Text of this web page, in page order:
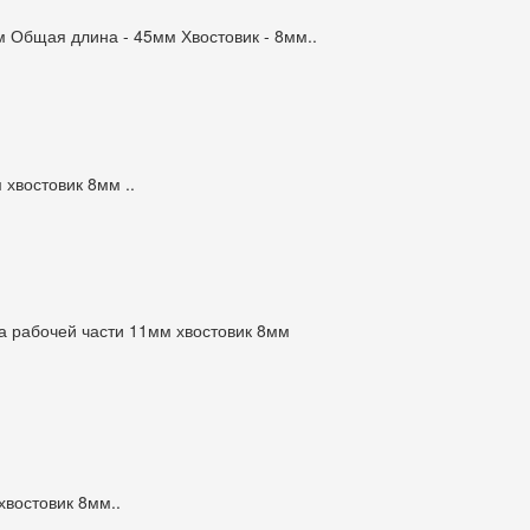
Общая длина - 45мм Хвостовик - 8мм..
8мм ..
части 11мм хвостовик 8мм
8мм..